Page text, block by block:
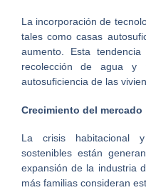
La incorporación de
tales como casas
aumento. Esta
recolección de agua y
autosuficiencia de las
Crecimiento del mercado
La crisis habitacional
sostenibles están
expansión de la industria
más familias consideran